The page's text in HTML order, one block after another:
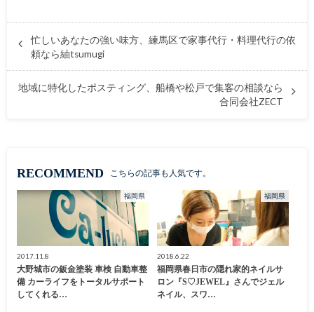
忙しいあなたの強い味方、練馬区で家事代行・料理代行の依
頼なら紬tsumugi
地域に特化したポスティング、船橋や松戸で集客の相談なら
合同会社ZECT
RECOMMEND こちらの記事も人気です。
福岡県
2017.11.8
大野城市の鈑金塗装 車検 自動車整
備 カーライフをトータルサポート
してくれる…
福岡県
2018.6.22
福岡県春日市の隠れ家的ネイルサ
ロン『S♡JEWEL』さんでジェル
ネイル、スワ…